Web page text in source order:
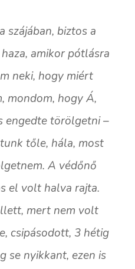
szájában, biztos a
amikor pótlásra
neki, hogy miért
mondom, hogy Á,
engedte törölgetni –
tőle, hála, most
A védőnő
el volt halva rajta.
mert nem volt
csipásodott, 3 hétig
se nyikkant, ezen is